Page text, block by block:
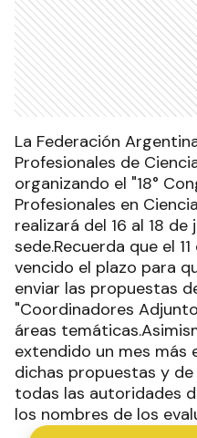
La Federación
Profesionales de
organizando el "18°
Profesionales en
realizará del 16 al 18 de
sede.Recuerda que el
vencido el plazo para
enviar las propuestas
"Coordinadores
áreas
extendido un mes más
dichas propuestas y
todas las autoridades
los nombres de los